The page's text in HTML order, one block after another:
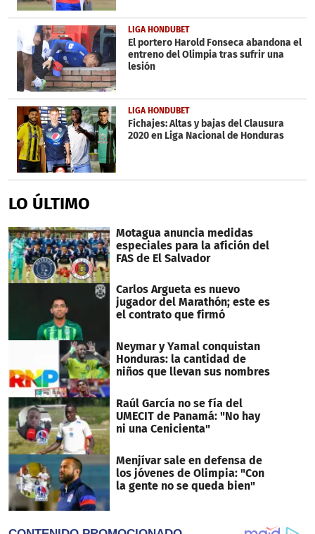
LIGA HONDUBET
El portero Harold Fonseca abandona el
entreno del Olimpia tras sufrir una
lesión
LIGA HONDUBET
Fichajes: Altas y bajas del Clausura
2020 en Liga Nacional de Honduras
LO ÚLTIMO
Motagua anuncia medidas
especiales para la afición del
FAS de El Salvador
Carlos Argueta es nuevo
jugador del Marathón; este es
el contrato que firmó
Neymar y Yamal conquistan
Honduras: la cantidad de
niños que llevan sus nombres
Raúl García no se fía del
UMECIT de Panamá: "No hay
ni una Cenicienta"
Menjívar sale en defensa de
los jóvenes de Olimpia: "Con
la gente no se queda bien"